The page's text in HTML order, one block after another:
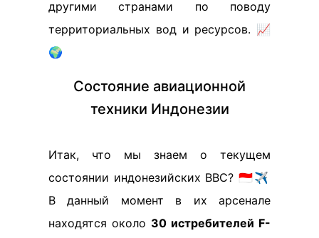
другими странами по поводу
территориальных вод и ресурсов. 📈
🌍
Состояние авиационной
техники Индонезии
Итак, что мы знаем о текущем
состоянии индонезийских ВВС? 🇮🇩✈️
В данный момент в их арсенале
находятся около 30 истребителей F-